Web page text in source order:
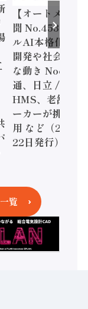
【オートメーシ
聞 No.453】フ
ルAI本格化へ
開発や社会実装
な動き Noetra
通、日立 / 兵神
HMS、老舗ポ
ーカーが挑むデ
用 など（2026
22日発行）
覧